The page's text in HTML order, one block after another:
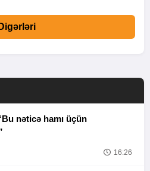
Digərləri
nəticə hamı üçün
16:26